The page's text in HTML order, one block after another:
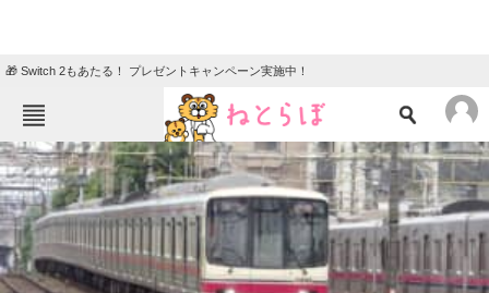
🎁 Switch 2もあたる！ プレゼントキャンペーン実施中！
ねとらぼメニュー
TOP ニュース
エンタメ
グルメ 地域